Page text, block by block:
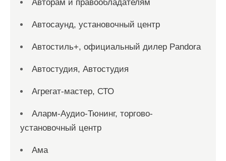
Авторам и правообладателям
Автосаунд, установочный центр
Автостиль+, официальный дилер Pandora
Автостудия, Автостудия
Агрегат-мастер, СТО
Аларм-Аудио-Тюнинг, торгово-
установочный центр
Ама